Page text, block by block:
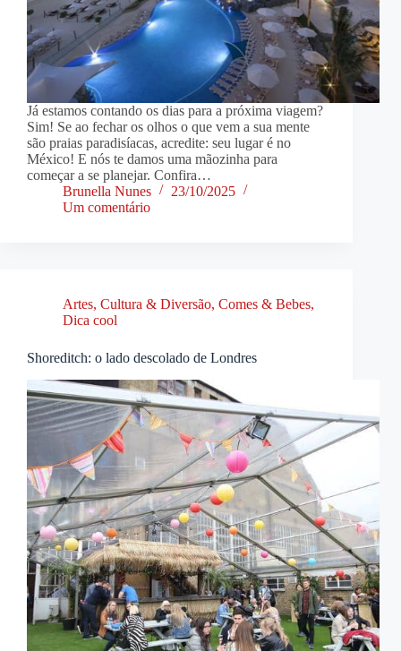
Já estamos contando os dias para a próxima viagem?
Sim! Se ao fechar os olhos o que vem a sua mente
são praias paradisíacas, acredite: seu lugar é no
México! E nós te damos uma mãozinha para
começar a se planejar. Confira…
Brunella Nunes
23/10/2025
Um comentário
Artes, Cultura & Diversão, Comes & Bebes,
Dica cool
Shoreditch: o lado descolado de Londres